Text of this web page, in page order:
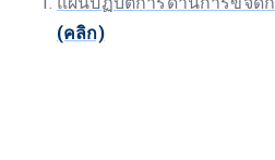
(คลิก)